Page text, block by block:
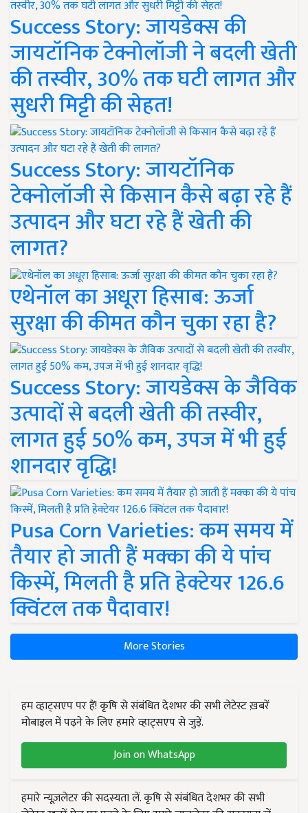
Success Story: जायडेक्स की
जायटॉनिक टेक्नोलॉजी ने बदली खेती
की तस्वीर, 30% तक घटी लागत और
सुधरी मिट्टी की सेहत!
Success Story: जायटॉनिक
टेक्नोलॉजी से किसान कैसे बढ़ा रहे हैं
उत्पादन और घटा रहे हैं खेती की
लागत?
एथेनॉल का अधूरा हिसाब: ऊर्जा
सुरक्षा की कीमत कौन चुका रहा है?
Success Story: जायडेक्स के जैविक
उत्पादों से बदली खेती की तस्वीर,
लागत हुई 50% कम, उपज में भी हुई
शानदार वृद्धि!
Pusa Corn Varieties: कम समय में
तैयार हो जाती हैं मक्का की ये पांच
किस्में, मिलती है प्रति हेक्टेयर 126.6
क्विंटल तक पैदावार!
More Stories
हम व्हाट्सएप पर हैं! कृषि से संबंधित देशभर की सभी लेटेस्ट ख़बरें
मोबाइल में पढ़ने के लिए हमारे व्हाट्सएप से जुड़ें.
Join on WhatsApp
हमारे न्यूज़लेटर की सदस्यता लें. कृषि से संबंधित देशभर की सभी